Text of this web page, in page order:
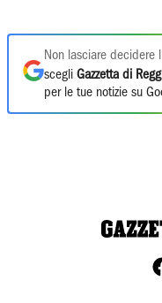
Non lasciare decidere
scegli Gazzetta di
per le tue notizie su